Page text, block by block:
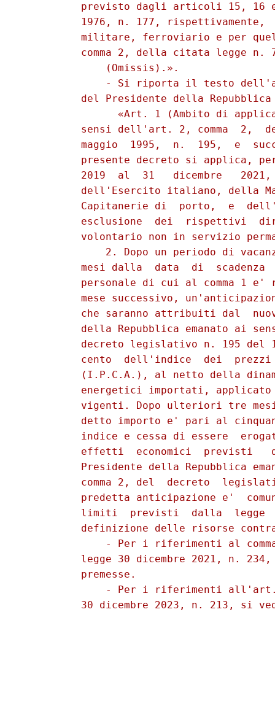
previsto dagli articoli 15, 16
1976, n. 177, rispettivamente,
militare, ferroviario e per
comma 2, della citata legge n.
              (Omissis).».
- Si riporta il testo
del Presidente della
«Art. 1 (Ambito di
sensi dell'art. 2, comma  2,
maggio  1995,  n.  195,  e
presente decreto si applica,
2019  al  31   dicembre
dell'Esercito italiano, della
Capitanerie di  porto,  e
esclusione  dei  rispettivi
volontario non in servizio
2. Dopo un periodo di
mesi dalla  data  di  scadenza
personale di cui al comma 1 e'
mese successivo,
che saranno attribuiti dal
della Repubblica emanato ai
decreto legislativo n. 195 del
cento  dell'indice  dei
(I.P.C.A.), al netto della
energetici importati,
vigenti. Dopo ulteriori tre
detto importo e' pari al
indice e cessa di essere
effetti  economici  previsti
Presidente della Repubblica
comma 2, del  decreto
predetta anticipazione e'
limiti  previsti  dalla  legge
definizione delle risorse
- Per i riferimenti al
legge 30 dicembre 2021, n.
          premesse.
- Per i riferimenti